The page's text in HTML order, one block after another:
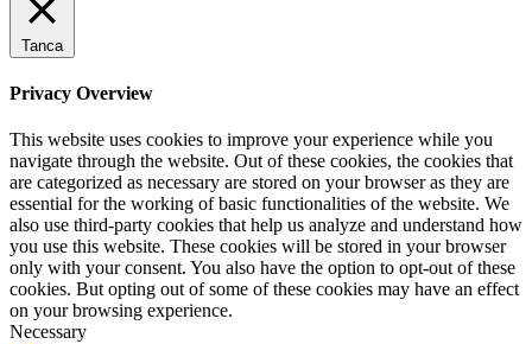
Tanca
Privacy Overview
This website uses cookies to improve your experience while you
navigate through the website. Out of these cookies, the cookies that
are categorized as necessary are stored on your browser as they are
essential for the working of basic functionalities of the website. We
also use third-party cookies that help us analyze and understand how
you use this website. These cookies will be stored in your browser
only with your consent. You also have the option to opt-out of these
cookies. But opting out of some of these cookies may have an effect
on your browsing experience.
Necessary